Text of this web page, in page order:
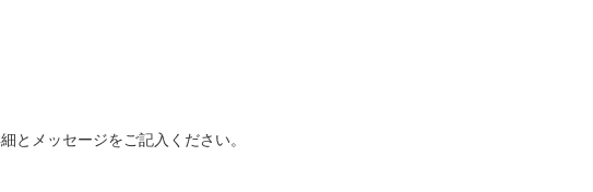
とメッセージをご記入ください。